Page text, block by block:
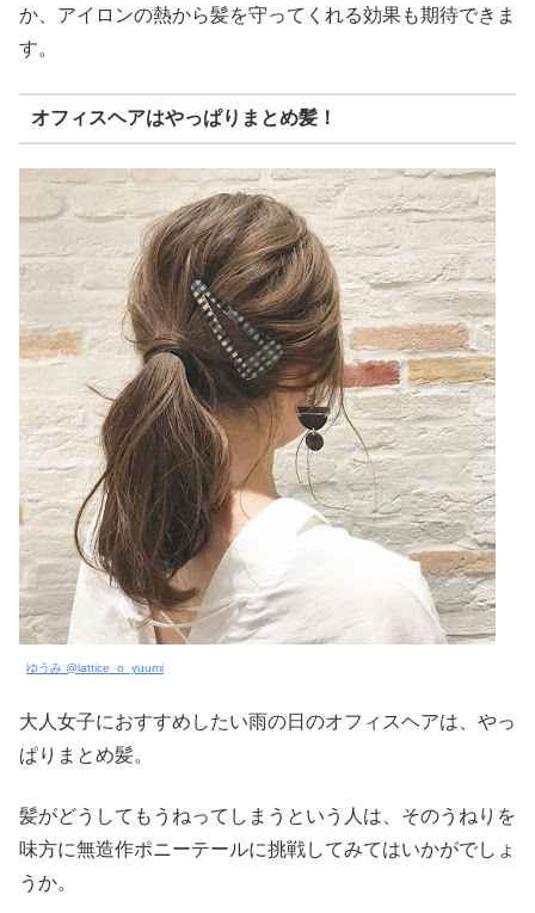
か、アイロンの熱から髪を守ってくれる効果も期待できま
す。
オフィスヘアはやっぱりまとめ髪！
ゆうみ @lattice_o_yuumi
大人女子におすすめしたい雨の日のオフィスヘアは、やっ
ぱりまとめ髪。
髪がどうしてもうねってしまうという人は、そのうねりを
味方に無造作ポニーテールに挑戦してみてはいかがでしょ
うか。